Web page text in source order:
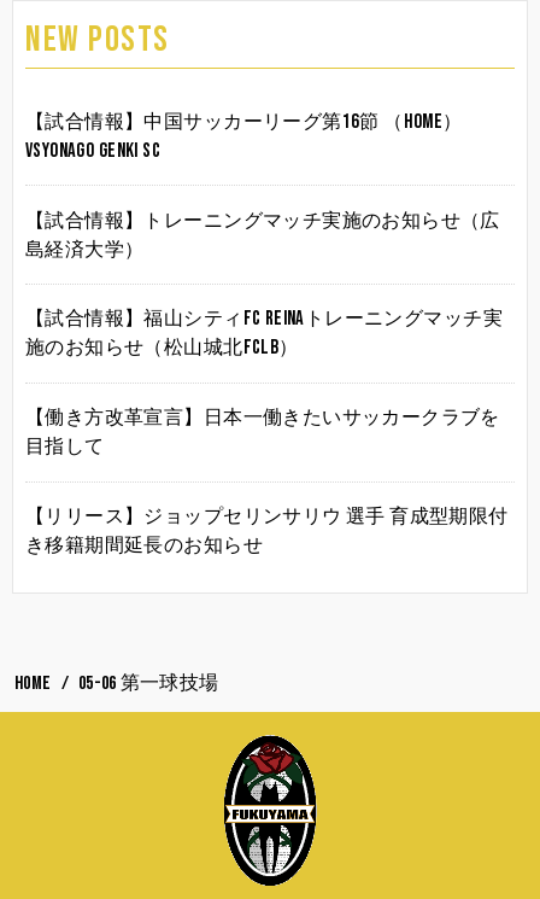
NEW POSTS
【試合情報】中国サッカーリーグ第16節 （HOME）
vsYonago Genki SC
【試合情報】トレーニングマッチ実施のお知らせ（広
島経済大学）
【試合情報】福山シティFC Reinaトレーニングマッチ実
施のお知らせ（松山城北FCLB）
【働き方改革宣言】日本一働きたいサッカークラブを
目指して
【リリース】ジョップセリンサリウ 選手 育成型期限付
き移籍期間延長のお知らせ
HOME 05-06 第一球技場